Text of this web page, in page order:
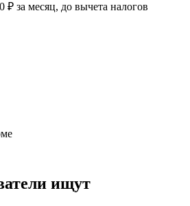
₽ за месяц, до вычета налогов
ищут